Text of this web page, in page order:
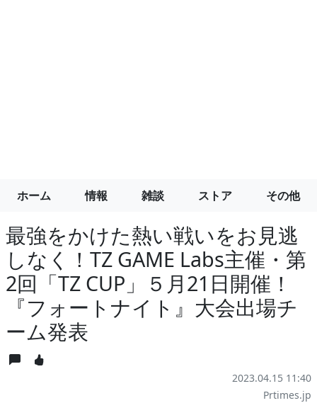
ホーム 情報 雑談 ストア その他
最強をかけた熱い戦いをお見逃
しなく！TZ GAME Labs主催・第
2回「TZ CUP」５月21日開催！
『フォートナイト』大会出場チ
ーム発表
2023.04.15 11:40
Prtimes.jp